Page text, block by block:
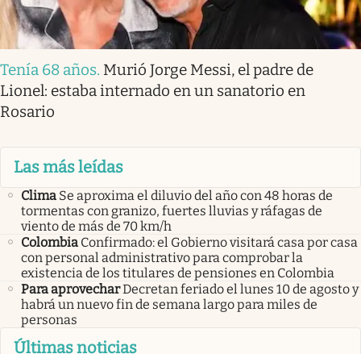
Tenía 68 años. Murió Jorge Messi, el padre de
Lionel: estaba internado en un sanatorio en
Rosario
Las más leídas
Clima Se aproxima el diluvio del año con 48 horas de
tormentas con granizo, fuertes lluvias y ráfagas de
viento de más de 70 km/h
Colombia Confirmado: el Gobierno visitará casa por casa
con personal administrativo para comprobar la
existencia de los titulares de pensiones en Colombia
Para aprovecharDecretan feriado el lunes 10 de agosto y
habrá un nuevo fin de semana largo para miles de
personas
Últimas noticias